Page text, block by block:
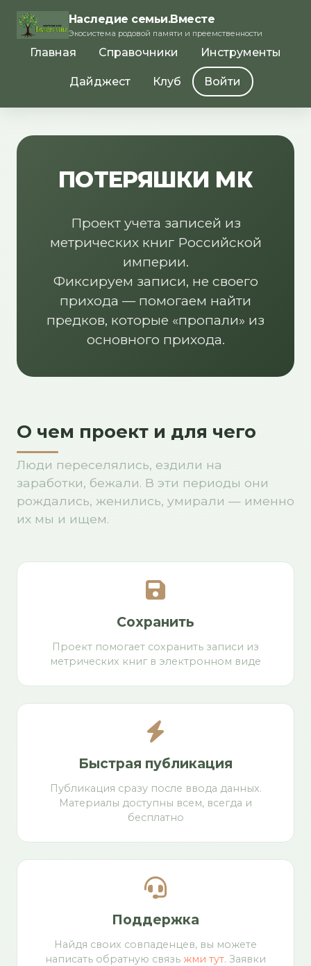
Наследие семьи.Вместе
Экосистема родовой памяти и преемственности
Главная Справочники Инструменты
Дайджест Клуб Войти
ПОТЕРЯШКИ МК
Проект учета записей из
метрических книг Российской
империи.
Фиксируем записи, не своего
прихода — помогаем найти
предков, которые «пропали» из
основного прихода.
О чем проект и для чего
Люди переселялись, ездили на
заработки, бежали. В эти периоды они
рождались, женились, умирали — именно
их мы и ищем.
Сохранить
Проект помогает сохранить записи из
метрических книг в электронном виде
Быстрая публикация
Публикация сразу после ввода данных.
Материалы доступны всем, всегда и
бесплатно
Поддержка
Найдя своих совпаденцев, вы можете
написать обратную связь жми тут. Заявки